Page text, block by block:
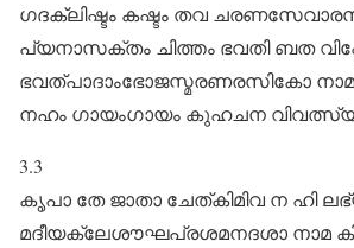
ഗദക്ലിഷ്ടം കഷ്ടം തവ
പ്യനാസക്തം ചിത്തം ഭവതി ബത
ഭവത്പാദാംഭോജസ്മരണരസികോ
നഹം ഗായംഗായം കുഹചന
3.3
കൃപാ തേ ജാതാ ചേത്കിമിവ ന ഹി
മദീയക്ലേശൗഘപ്രശമനദശാ നാമ